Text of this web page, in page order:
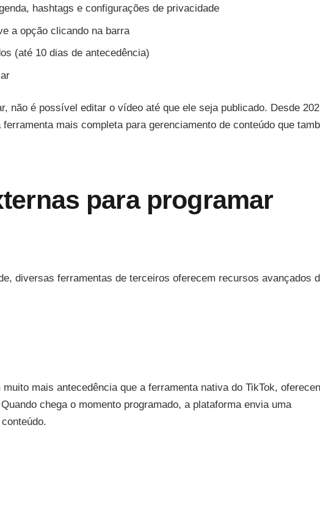
hashtags e configurações de privacidade
a opção clicando na barra
(até 10 dias de antecedência)
não é possível editar o vídeo até que ele seja publicado. Desde
mais completa para gerenciamento de conteúdo que
para programar
diversas ferramentas de terceiros oferecem recursos avançados
mais antecedência que a ferramenta nativa do TikTok,
chega o momento programado, a plataforma envia uma